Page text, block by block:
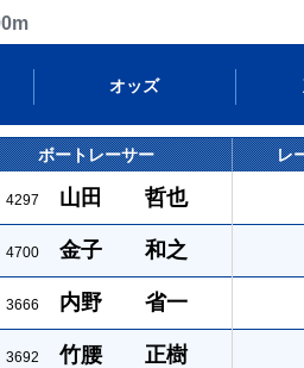
オッズ
ボートレーサー レ
4297 山田 哲也
4700 金子 和之
3666 内野 省一
3692 竹腰 正樹